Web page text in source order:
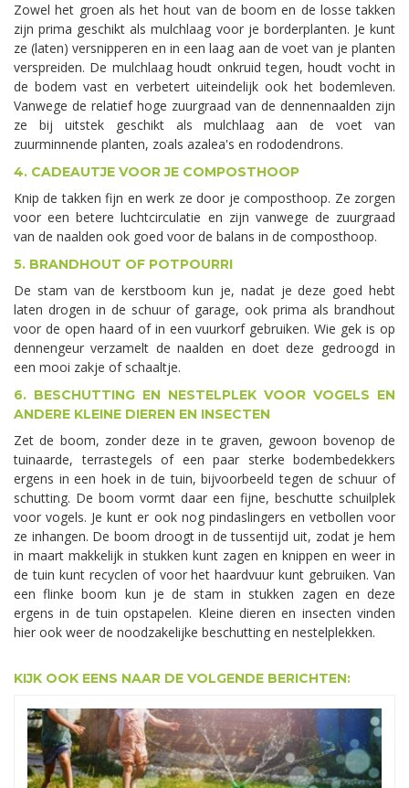
Zowel het groen als het hout van de boom en de losse takken
zijn prima geschikt als mulchlaag voor je borderplanten. Je kunt
ze (laten) versnipperen en in een laag aan de voet van je planten
verspreiden. De mulchlaag houdt onkruid tegen, houdt vocht in
de bodem vast en verbetert uiteindelijk ook het bodemleven.
Vanwege de relatief hoge zuurgraad van de dennennaalden zijn
ze bij uitstek geschikt als mulchlaag aan de voet van
zuurminnende planten, zoals azalea's en rododendrons.
4. CADEAUTJE VOOR JE COMPOSTHOOP
Knip de takken fijn en werk ze door je composthoop. Ze zorgen
voor een betere luchtcirculatie en zijn vanwege de zuurgraad
van de naalden ook goed voor de balans in de composthoop.
5. BRANDHOUT OF POTPOURRI
De stam van de kerstboom kun je, nadat je deze goed hebt
laten drogen in de schuur of garage, ook prima als brandhout
voor de open haard of in een vuurkorf gebruiken. Wie gek is op
dennengeur verzamelt de naalden en doet deze gedroogd in
een mooi zakje of schaaltje.
6. BESCHUTTING EN NESTELPLEK VOOR VOGELS EN
ANDERE KLEINE DIEREN EN INSECTEN
Zet de boom, zonder deze in te graven, gewoon bovenop de
tuinaarde, terrastegels of een paar sterke bodembedekkers
ergens in een hoek in de tuin, bijvoorbeeld tegen de schuur of
schutting. De boom vormt daar een fijne, beschutte schuilplek
voor vogels. Je kunt er ook nog pindaslingers en vetbollen voor
ze inhangen. De boom droogt in de tussentijd uit, zodat je hem
in maart makkelijk in stukken kunt zagen en knippen en weer in
de tuin kunt recyclen of voor het haardvuur kunt gebruiken. Van
een flinke boom kun je de stam in stukken zagen en deze
ergens in de tuin opstapelen. Kleine dieren en insecten vinden
hier ook weer de noodzakelijke beschutting en nestelplekken.
KIJK OOK EENS NAAR DE VOLGENDE BERICHTEN: